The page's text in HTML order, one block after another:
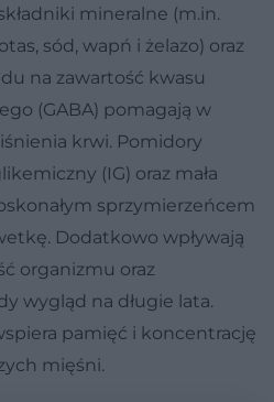
mineralne (m.in.
sód, wapń i żelazo) oraz
na zawartość kwasu
(GABA) pomagają w
krwi. Pomidory
(IG) oraz mała
sprzymierzeńcem
Dodatkowo wpływają
organizmu oraz
wygląd na długie lata.
pamięć i koncentrację
mięśni.